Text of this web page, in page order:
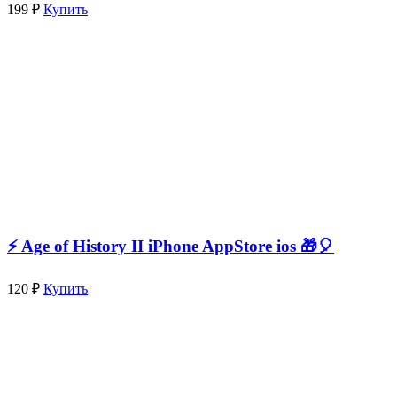
199 ₽ Купить
⚡️ Age of History II iPhone AppStore ios 🎁🎈
120 ₽ Купить